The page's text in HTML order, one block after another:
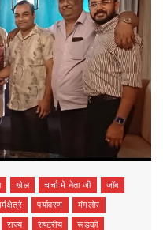
खेल चर्चा में नेता जी जॉब
पर्यावरण मंगलोर
राज्य राष्ट्रीय रूड़की